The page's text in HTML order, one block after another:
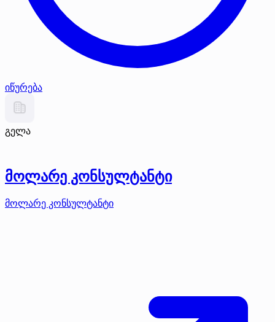
იწურება
გელა
მოლარე კონსულტანტი
მოლარე კონსულტანტი